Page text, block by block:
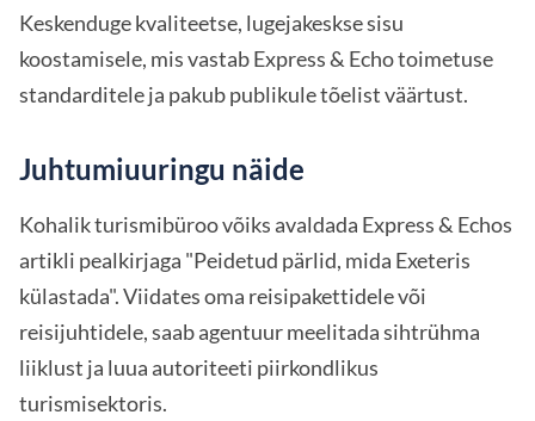
Keskenduge kvaliteetse, lugejakeskse sisu
koostamisele, mis vastab Express & Echo toimetuse
standarditele ja pakub publikule tõelist väärtust.
Juhtumiuuringu näide
Kohalik turismibüroo võiks avaldada Express & Echos
artikli pealkirjaga "Peidetud pärlid, mida Exeteris
külastada". Viidates oma reisipakettidele või
reisijuhtidele, saab agentuur meelitada sihtrühma
liiklust ja luua autoriteeti piirkondlikus
turismisektoris.